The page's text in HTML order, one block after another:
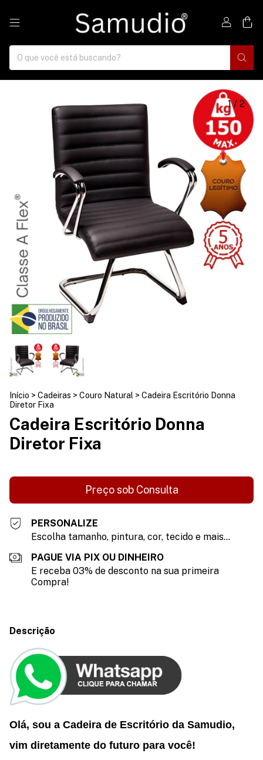
1/ 2
Início > Cadeiras > Couro Natural > Cadeira Escritório Donna
Diretor Fixa
Cadeira Escritório Donna
Diretor Fixa
PERSONALIZE
Escolha tamanho, pintura, cor, tecido e mais...
PAGUE VIA PIX OU DINHEIRO
E receba 03% de desconto na sua primeira
Compra!
Descrição
Olá, sou a Cadeira de Escritório da Samudio,
vim diretamente do futuro para você!